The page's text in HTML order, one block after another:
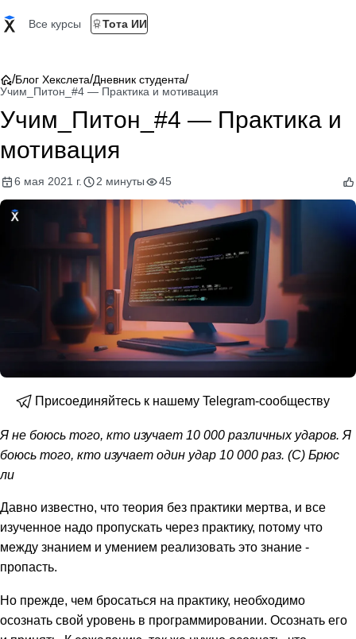
Все курсы Тота ИИ
/Блог Хекслета/Дневник студента/
Учим_Питон_#4 — Практика и мотивация
Учим_Питон_#4 — Практика и
мотивация
6 мая 2021 г. 2 минуты 45
Присоединяйтесь к нашему Telegram-сообществу
Я не боюсь того, кто изучает 10 000 различных ударов. Я
боюсь того, кто изучает один удар 10 000 раз. (С) Брюс
ли
Давно известно, что теория без практики мертва, и все
изученное надо пропускать через практику, потому что
между знанием и умением реализовать это знание -
пропасть.
Но прежде, чем бросаться на практику, необходимо
осознать свой уровень в программировании. Осознать его